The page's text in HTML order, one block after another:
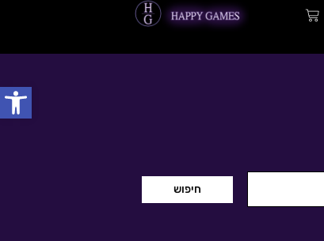
עגלת